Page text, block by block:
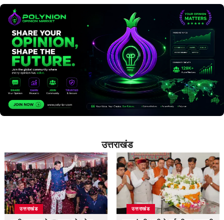
उत्तराखंड
उत्तराखंड उत्तराखंड